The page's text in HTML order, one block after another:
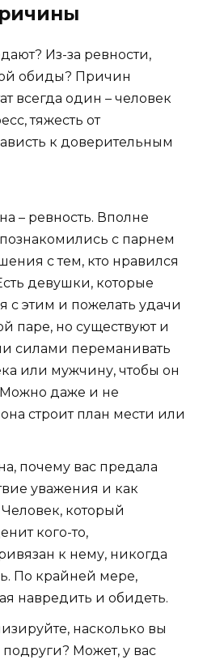
Из-за ревности,
обиды? Причин
всегда один – человек
тяжесть от
к доверительным
– ревность. Вполне
с парнем
с тем, кто нравился
девушки, которые
с этим и пожелать удачи
паре, но существуют и
силами переманивать
или мужчину, чтобы он
Можно даже и не
строит план мести или
почему вас предала
уважения и как
который
кого-то,
к нему, никогда
По крайней мере,
навредить и обидеть.
насколько вы
Может, у вас